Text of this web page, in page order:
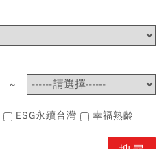
~
ESG永續台灣 幸福熟齡